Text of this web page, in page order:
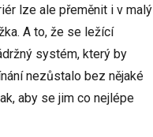
lze ale přeměnit i v malý
A to, že se ležící
systém, který by
nezůstalo bez nějaké
aby se jim co nejlépe